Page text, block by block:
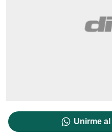
Unirme